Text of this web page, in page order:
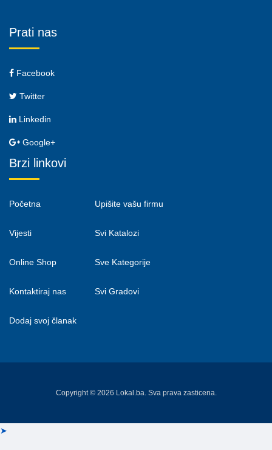
Prati nas
Facebook
Twitter
Linkedin
Google+
Brzi linkovi
Početna
Vijesti
Online Shop
Kontaktiraj nas
Dodaj svoj članak
Upišite vašu firmu
Svi Katalozi
Sve Kategorije
Svi Gradovi
Copyright © 2026 Lokal.ba. Sva prava zasticena.
➤